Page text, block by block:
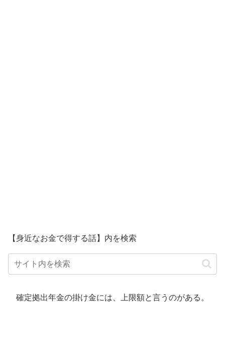
【身近なお金で得する話】内を検索
確定拠出年金の掛け金には、上限額と言うのがある。